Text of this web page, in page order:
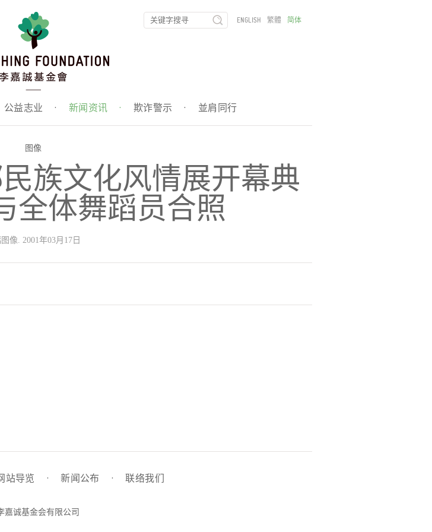
公益志业 · 新闻资讯 · 欺诈警示 · 並肩同行
ENGLISH 繁體 简体
图像
族文化风情展开幕典
全体舞蹈员合照
像. 2001年03月17日
站导览 · 新闻公布 · 联络我们
嘉诚基金会有限公司